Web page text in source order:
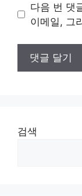
트
다음 번 댓
이메일, 그
검색